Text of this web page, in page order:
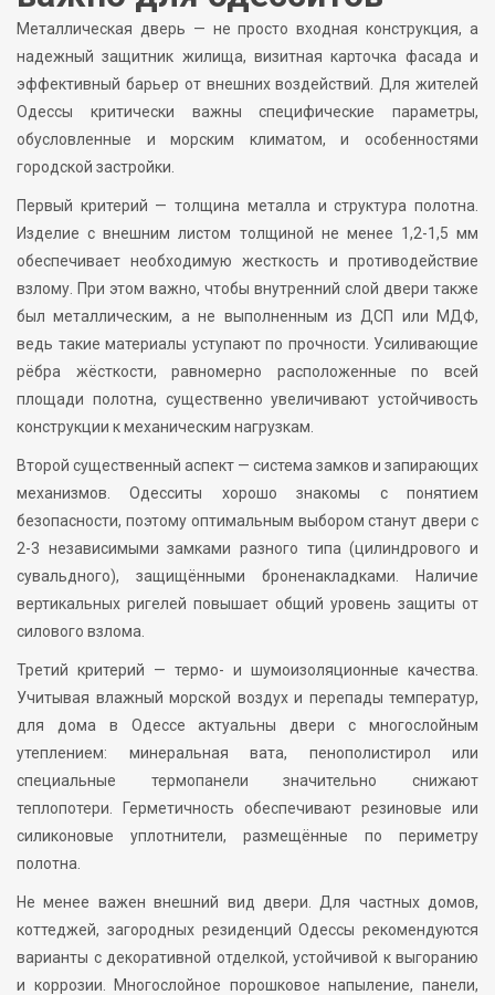
Металлическая дверь — не просто входная конструкция, а
надежный защитник жилища, визитная карточка фасада и
эффективный барьер от внешних воздействий. Для жителей
Одессы критически важны специфические параметры,
обусловленные и морским климатом, и особенностями
городской застройки.
Первый критерий — толщина металла и структура полотна.
Изделие с внешним листом толщиной не менее 1,2-1,5 мм
обеспечивает необходимую жесткость и противодействие
взлому. При этом важно, чтобы внутренний слой двери также
был металлическим, а не выполненным из ДСП или МДФ,
ведь такие материалы уступают по прочности. Усиливающие
рёбра жёсткости, равномерно расположенные по всей
площади полотна, существенно увеличивают устойчивость
конструкции к механическим нагрузкам.
Второй существенный аспект — система замков и запирающих
механизмов. Одесситы хорошо знакомы с понятием
безопасности, поэтому оптимальным выбором станут двери с
2-3 независимыми замками разного типа (цилиндрового и
сувальдного), защищёнными броненакладками. Наличие
вертикальных ригелей повышает общий уровень защиты от
силового взлома.
Третий критерий — термо- и шумоизоляционные качества.
Учитывая влажный морской воздух и перепады температур,
для дома в Одессе актуальны двери с многослойным
утеплением: минеральная вата, пенополистирол или
специальные термопанели значительно снижают
теплопотери. Герметичность обеспечивают резиновые или
силиконовые уплотнители, размещённые по периметру
полотна.
Не менее важен внешний вид двери. Для частных домов,
коттеджей, загородных резиденций Одессы рекомендуются
варианты с декоративной отделкой, устойчивой к выгоранию
и коррозии. Многослойное порошковое напыление, панели,